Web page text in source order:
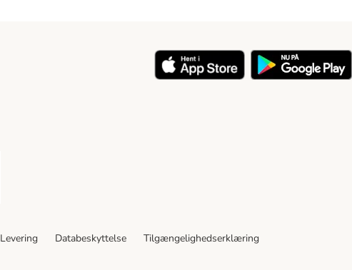
Levering Databeskyttelse
Tilgængelighedserklæring